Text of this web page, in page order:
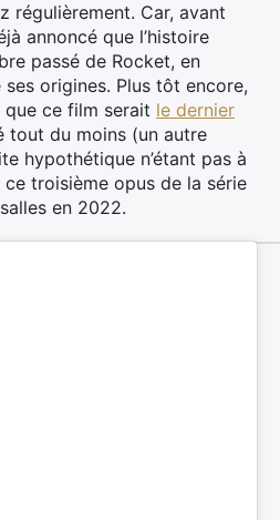
régulièrement. Car, avant
annoncé que l’histoire
passé de Rocket, en
origines. Plus tôt encore,
que ce film serait le dernier
tout du moins (un autre
hypothétique n’étant pas à
troisième opus de la série
en 2022.